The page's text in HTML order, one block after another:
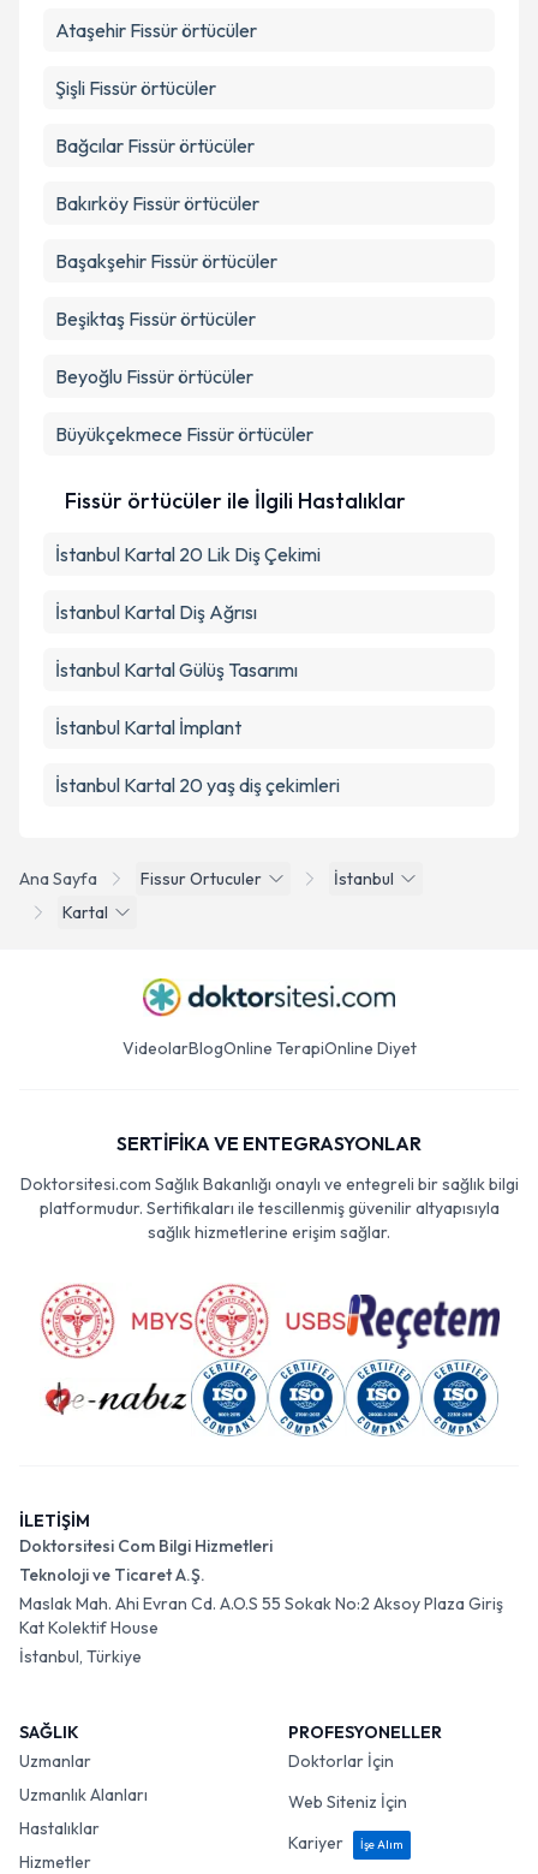
Ana Sayfa Fissur Ortuculer
İstanbul
Kartal
Ataşehir Fissür örtücüler
Şişli Fissür örtücüler
Bağcılar Fissür örtücüler
Bakırköy Fissür örtücüler
Başakşehir Fissür örtücüler
Beşiktaş Fissür örtücüler
Beyoğlu Fissür örtücüler
Büyükçekmece Fissür örtücüler
Fissür örtücüler ile İlgili Hastalıklar
İstanbul Kartal 20 Lik Diş Çekimi
İstanbul Kartal Diş Ağrısı
İstanbul Kartal Gülüş Tasarımı
İstanbul Kartal İmplant
İstanbul Kartal 20 yaş diş çekimleri
VideolarBlogOnline TerapiOnline Diyet
SERTİFİKA VE ENTEGRASYONLAR
Doktorsitesi.com Sağlık Bakanlığı onaylı ve entegreli bir sağlık bilgi
platformudur. Sertifikaları ile tescillenmiş güvenilir altyapısıyla
sağlık hizmetlerine erişim sağlar.
İLETİŞİM
Doktorsitesi Com Bilgi Hizmetleri
Teknoloji ve Ticaret A.Ş.
Maslak Mah. Ahi Evran Cd. A.O.S 55 Sokak No:2 Aksoy Plaza Giriş
Kat Kolektif House
İstanbul, Türkiye
SAĞLIK
Uzmanlar
Uzmanlık Alanları
Hastalıklar
Hizmetler
PROFESYONELLER
Doktorlar İçin
Web Siteniz İçin
Kariyer
İşe Alım